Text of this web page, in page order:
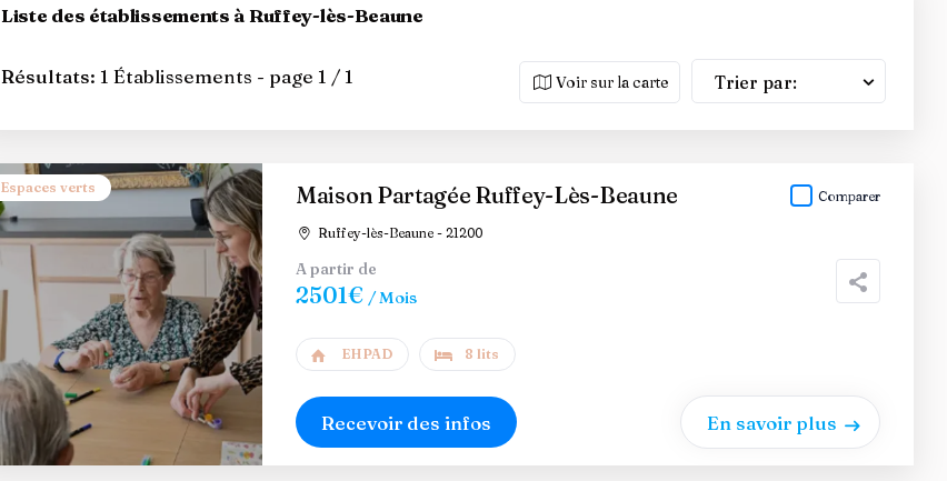
Liste des établissements à Ruffey-lès-Beaune
Résultats: 1 Établissements - page 1 / 1 Voir sur la carte Trier par:
Espaces verts Maison Partagée Ruffey-Lès-Beaune
Ruffey-lès-Beaune - 21200
Comparer
A partir de
2501€ / Mois
EHPAD 8 lits
Recevoir des infos En savoir plus